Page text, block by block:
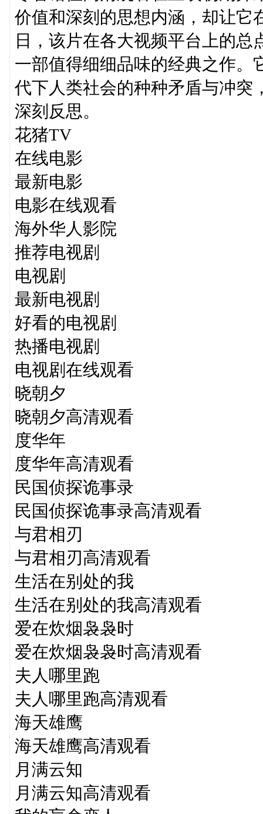
价值和深刻的思想内涵，却让它
日，该片在各大视频平台上的
一部值得细细品味的经典之作。
代下人类社会的种种矛盾与冲突
深刻反思。
花猪TV
在线电影
最新电影
电影在线观看
海外华人影院
推荐电视剧
电视剧
最新电视剧
好看的电视剧
热播电视剧
电视剧在线观看
晓朝夕
晓朝夕高清观看
度华年
度华年高清观看
民国侦探诡事录
民国侦探诡事录高清观看
与君相刃
与君相刃高清观看
生活在别处的我
生活在别处的我高清观看
爱在炊烟袅袅时
爱在炊烟袅袅时高清观看
夫人哪里跑
夫人哪里跑高清观看
海天雄鹰
海天雄鹰高清观看
月满云知
月满云知高清观看